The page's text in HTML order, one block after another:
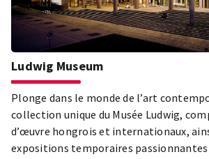
Ludwig Museum
Plonge dans le monde de l’art
collection unique du Musée Ludwig,
d’œuvre hongrois et internationaux,
expositions temporaires